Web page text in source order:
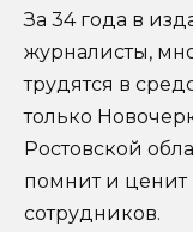
За 34 года в
журналисты,
трудятся в
только
Ростовской
помнит и ценит
сотрудников.